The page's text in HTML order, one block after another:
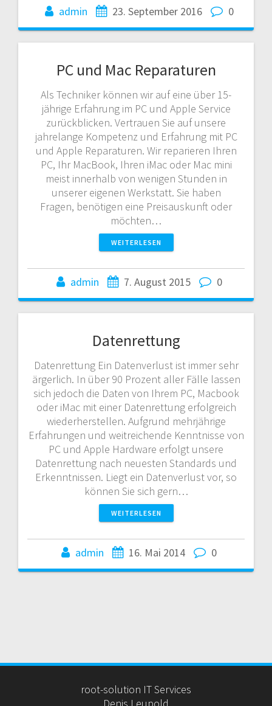
admin 23. September 2016 0
PC und Mac Reparaturen
Als Techniker können wir auf eine über 15-
jährige Erfahrung im PC und Apple Service
zurückblicken. Vertrauen Sie auf unsere
jahrelange Kompetenz und Erfahrung mit PC
und Apple Reparaturen. Wir reparieren Ihren
PC, Ihr MacBook, Ihren iMac oder Mac mini
meist innerhalb von wenigen Stunden in
unserer eigenen Werkstatt. Sie haben
Fragen, benötigen eine Preisauskunft oder
möchten…
WEITERLESEN
admin 7. August 2015 0
Datenrettung
Datenrettung Ein Datenverlust ist immer sehr
ärgerlich. In über 90 Prozent aller Fälle lassen
sich jedoch die Daten von Ihrem PC, Macbook
oder iMac mit einer Datenrettung erfolgreich
wiederherstellen. Aufgrund mehrjährige
Erfahrungen und weitreichende Kenntnisse von
PC und Apple Hardware erfolgt unsere
Datenrettung nach neuesten Standards und
Erkenntnissen. Liegt ein Datenverlust vor, so
können Sie sich gern…
WEITERLESEN
admin 16. Mai 2014 0
root-solution IT Services